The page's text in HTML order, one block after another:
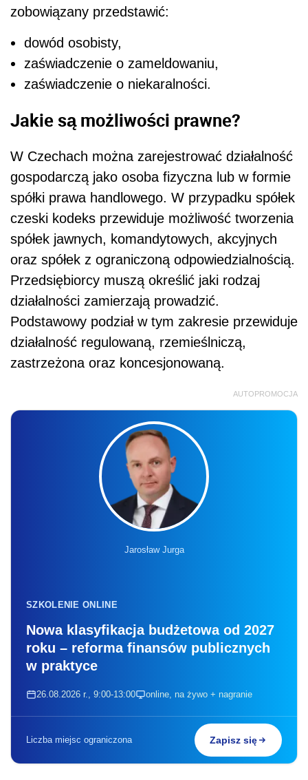
zobowiązany przedstawić:
dowód osobisty,
zaświadczenie o zameldowaniu,
zaświadczenie o niekaralności.
Jakie są możliwości prawne?
W Czechach można zarejestrować działalność
gospodarczą jako osoba fizyczna lub w formie
spółki prawa handlowego. W przypadku spółek
czeski kodeks przewiduje możliwość tworzenia
spółek jawnych, komandytowych, akcyjnych
oraz spółek z ograniczoną odpowiedzialnością.
Przedsiębiorcy muszą określić jaki rodzaj
działalności zamierzają prowadzić.
Podstawowy podział w tym zakresie przewiduje
działalność regulowaną, rzemieślniczą,
zastrzeżona oraz koncesjonowaną.
AUTOPROMOCJA
Jarosław Jurga
SZKOLENIE ONLINE
Nowa klasyfikacja budżetowa od 2027
roku – reforma finansów publicznych
w praktyce
26.08.2026 r., 9:00-13:00 online, na żywo + nagranie
Liczba miejsc ograniczona Zapisz się